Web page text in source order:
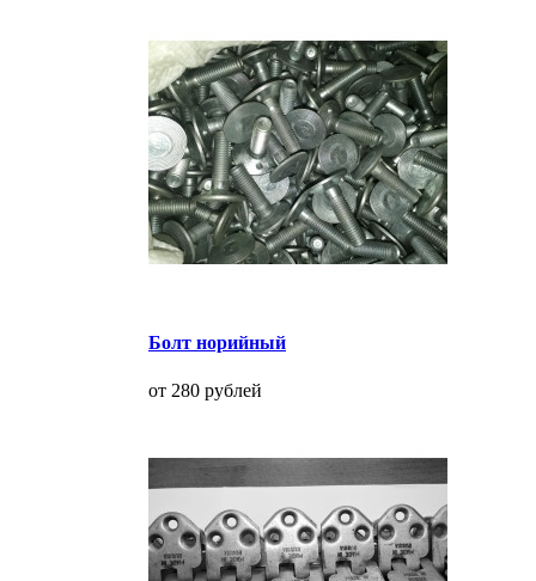
Болт норийный
от 280 рублей